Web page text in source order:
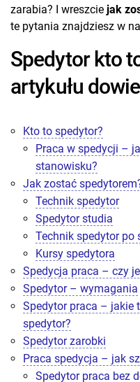
zarabia? I wreszcie jak
te pytania znajdziesz w
Spedytor kto
artykułu
Kto to spedytor?
Praca w spedycji –
stanowisku?
Jak zostać
Technik spedytor
Spedytor studia
Technik spedytor po
Kursy spedytora
Spedycja praca – czy
Spedytor – wymagania
Spedytor praca – jakie
spedytor?
Spedytor zarobki
Praca spedycja – jak
Spedytor praca bez